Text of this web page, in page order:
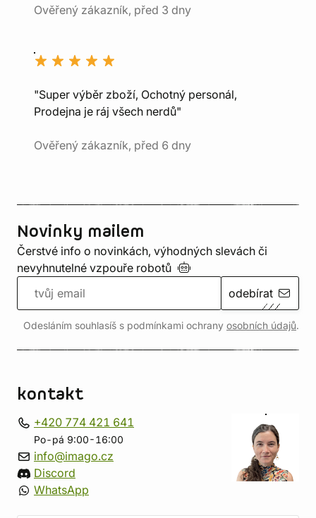
Ověřený zákazník, před 3 dny
"Super výběr zboží, Ochotný personál,
Prodejna je ráj všech nerdů"
Ověřený zákazník, před 6 dny
Novinky mailem
Čerstvé info o novinkách, výhodných slevách či
nevyhnutelné vzpouře robotů
odebírat
Odesláním souhlasíš s podmínkami ochrany osobních údajů.
kontakt
+420 774 421 641
Po-pá 9:00-16:00
info@imago.cz
Discord
WhatsApp